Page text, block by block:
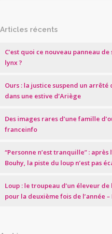
Articles récents
C’est quoi ce nouveau panneau
lynx ?
Ours : la justice suspend un
dans une estive d’Ariège
Des images rares d’une famille
franceinfo
“Personne n’est tranquille” :
Bouhy, la piste du loup n’est pas
Loup : le troupeau d’un éleveur
pour la deuxième fois de l’année